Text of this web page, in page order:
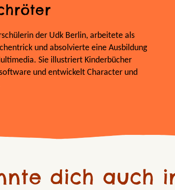
der Udk Berlin, arbeitete als
und absolvierte eine Ausbildung
Sie illustriert Kinderbücher
und entwickelt Character und
dich auch